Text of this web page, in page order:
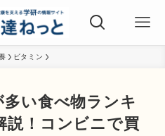
ビタミン
い食べ物ランキ
説！コンビニで買